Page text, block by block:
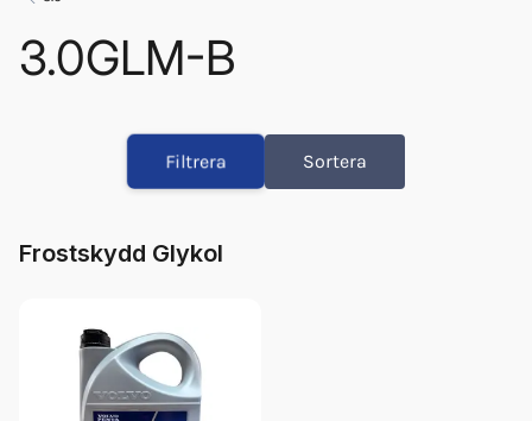
3.0GLM-B
Olja Volvo 5w/40 1l 23211287
Fett 25gr Vp 828250
Filtrera Sortera
Frostskydd Glykol